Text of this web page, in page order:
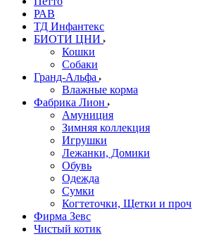
РАВ
ТД Инфантекс
БИОТИ ЦНИ
Кошки
Собаки
Гранд-Альфа
Влажные корма
Фабрика Лион
Амуниция
Зимняя коллекция
Игрушки
Лежанки, Домики
Обувь
Одежда
Сумки
Когтеточки, Щетки и проч
Фирма Зевс
Чистый котик